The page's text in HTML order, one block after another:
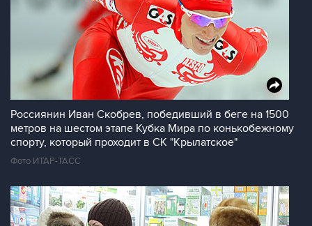
Россиянин Иван Скобрев, победивший в беге на 1500
метров на шестом этапе Кубка Мира по конькобежному
спорту, который проходит в СК "Крылатское"
Фото ИТАР-ТАСС